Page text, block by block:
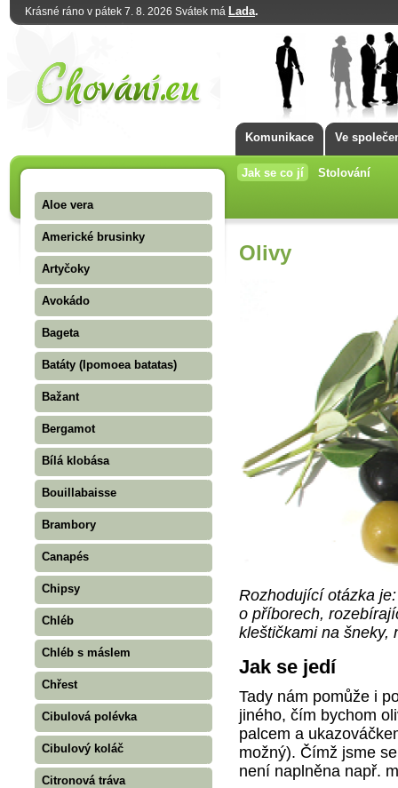
Krásné ráno v pátek 7. 8. 2026 Svátek má Lada.
Komunikace Ve
Jak se co jí Stolování
Aloe vera
Americké brusinky
Artyčoky
Avokádo
Bageta
Batáty (Ipomoea batatas)
Bažant
Bergamot
Bílá klobása
Bouillabaisse
Brambory
Canapés
Chipsy
Chléb
Chléb s máslem
Chřest
Cibulová polévka
Cibulový koláč
Citronová tráva
Olivy
Rozhodující otázka
o příborech,
kleštičkami na
Jak se jedí
Tady nám pomůže i
jiného, čím bychom
palcem a
možný). Čímž jsme
není naplněna např.